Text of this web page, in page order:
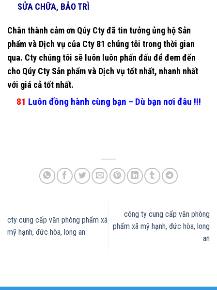
SỬA CHỮA, BẢO TRÌ
Chân thành cảm ơn Qúy Cty đã tin tưởng ủng hộ Sản
phẩm và Dịch vụ của Cty 81 chúng tôi trong thời gian
qua. Cty chúng tôi sẽ luôn luôn phấn đấu để đem đến
cho Qúy Cty Sản phẩm và Dịch vụ tốt nhất, nhanh nhất
với giá cả tốt nhất.
81 Luôn đồng hành cùng bạn – Dù bạn nơi đâu !!!
cty cung cấp văn phòng phẩm xã
mỹ hạnh, đức hòa, long an
công ty cung cấp văn phòng
phẩm xã mỹ hạnh, đức hòa, long
an